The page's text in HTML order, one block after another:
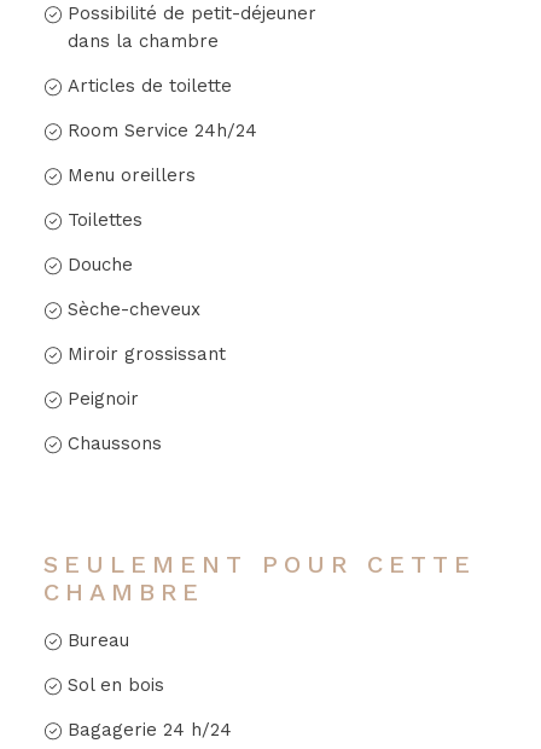
Possibilité de petit-déjeuner
dans la chambre
Articles de toilette
Room Service 24h/24
Menu oreillers
Toilettes
Douche
Sèche-cheveux
Miroir grossissant
Peignoir
Chaussons
SEULEMENT POUR CETTE
CHAMBRE
Bureau
Sol en bois
Bagagerie 24 h/24